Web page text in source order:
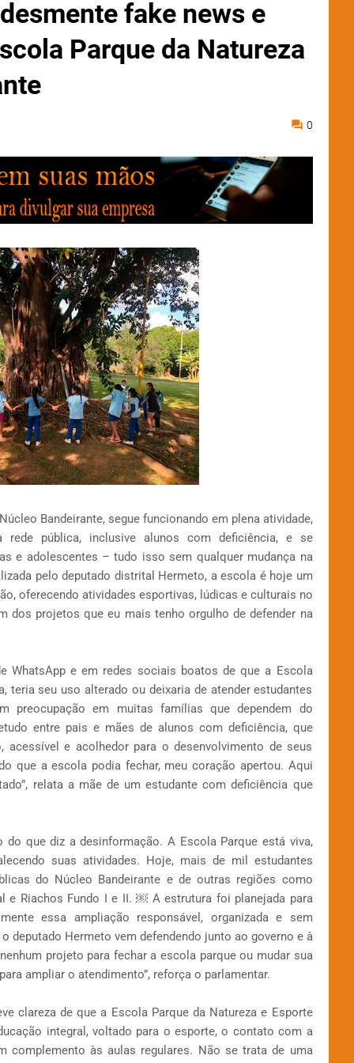
fake news e
Parque da Natureza
0
Bandeirante, segue funcionando em plena atividade,
rede pública, inclusive alunos com deficiência, e se
e adolescentes – tudo isso sem qualquer mudança na
pelo deputado distrital Hermeto, a escola é hoje um
oferecendo atividades esportivas, lúdicas e culturais no
dos projetos que eu mais tenho orgulho de defender na
WhatsApp e em redes sociais boatos de que a Escola
teria seu uso alterado ou deixaria de atender estudantes
preocupação em muitas famílias que dependem do
entre pais e mães de alunos com deficiência, que
acessível e acolhedor para o desenvolvimento de seus
que a escola podia fechar, meu coração apertou. Aqui
relata a mãe de um estudante com deficiência que
que diz a desinformação. A Escola Parque está viva,
suas atividades. Hoje, mais de mil estudantes
do Núcleo Bandeirante e de outras regiões como
e Riachos Fundo I e II. ￼ A estrutura foi planejada para
essa ampliação responsável, organizada e sem
deputado Hermeto vem defendendo junto ao governo e à
projeto para fechar a escola parque ou mudar sua
ampliar o atendimento”, reforça o parlamentar.
clareza de que a Escola Parque da Natureza e Esporte
integral, voltado para o esporte, o contato com a
complemento às aulas regulares. Não se trata de uma